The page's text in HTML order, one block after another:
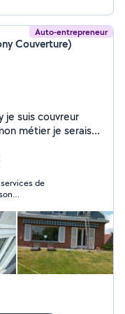
Auto-entrepreneur
Couverture)
je suis couvreur
métier je serais
et je
j'ai besoin de
de